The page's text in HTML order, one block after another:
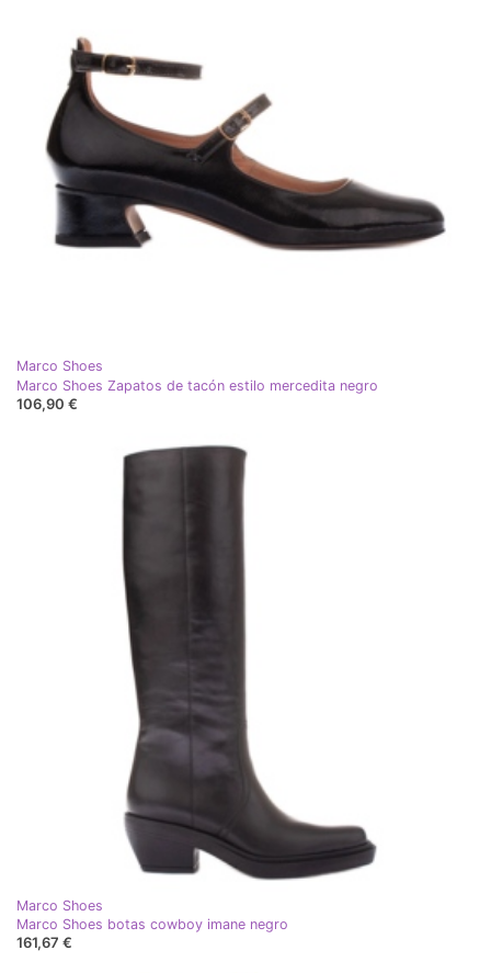
Marco Shoes
Marco Shoes Zapatos de tacón estilo mercedita negro
106,90 €
Marco Shoes
Marco Shoes botas cowboy imane negro
161,67 €